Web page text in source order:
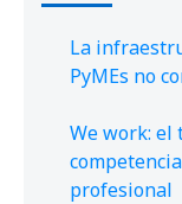
La
PyMEs no
We work:
profesional